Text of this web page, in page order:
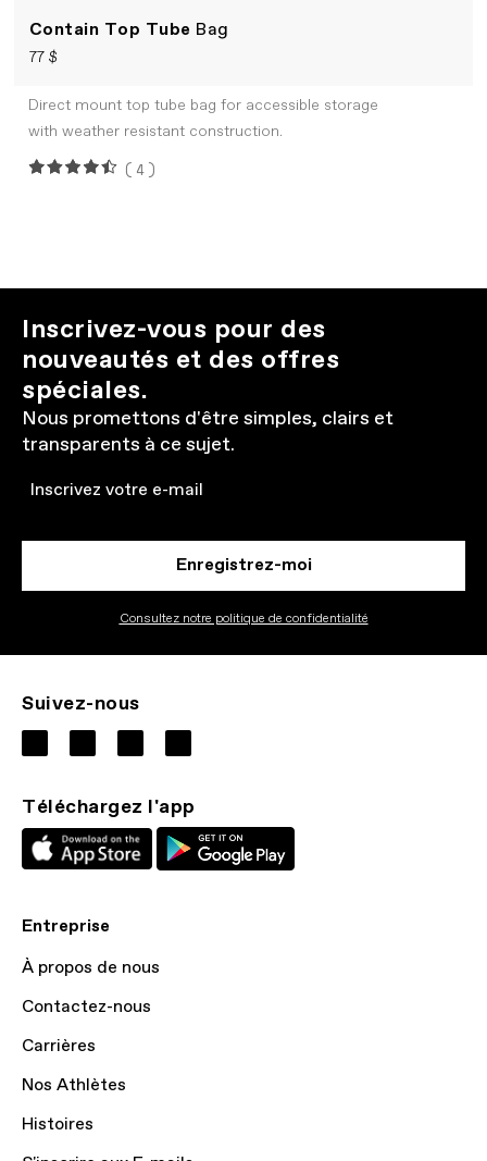
Contain Top Tube Bag
77 $
Direct mount top tube bag for accessible storage
with weather resistant construction.
(4)
Inscrivez-vous pour des
nouveautés et des offres
spéciales.
Nous promettons d'être simples, clairs et
transparents à ce sujet.
Email
Enregistrez-moi
Consultez notre politique de confidentialité
Suivez-nous
Téléchargez l'app
Entreprise
À propos de nous
Contactez-nous
Carrières
Nos Athlètes
Histoires